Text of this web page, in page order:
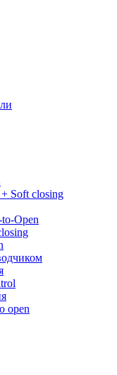
Soft closing
Open
open